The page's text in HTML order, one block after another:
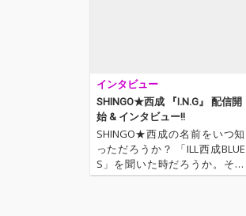
インタビュー
SHINGO★西成 『I.N.G』 配信開
始 & インタビュー!!
SHINGO★西成の名前をいつ知
っただろうか？ 「ILL西成BLUE
S」を聞いた時だろうか。その
時アーティスト名よりも先に